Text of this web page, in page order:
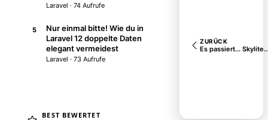
Laravel · 74 Aufrufe
5
Nur einmal bitte! Wie du in
Laravel 12 doppelte Daten
elegant vermeidest
Laravel · 73 Aufrufe
BEST BEWERTET
ZURÜCK
Es